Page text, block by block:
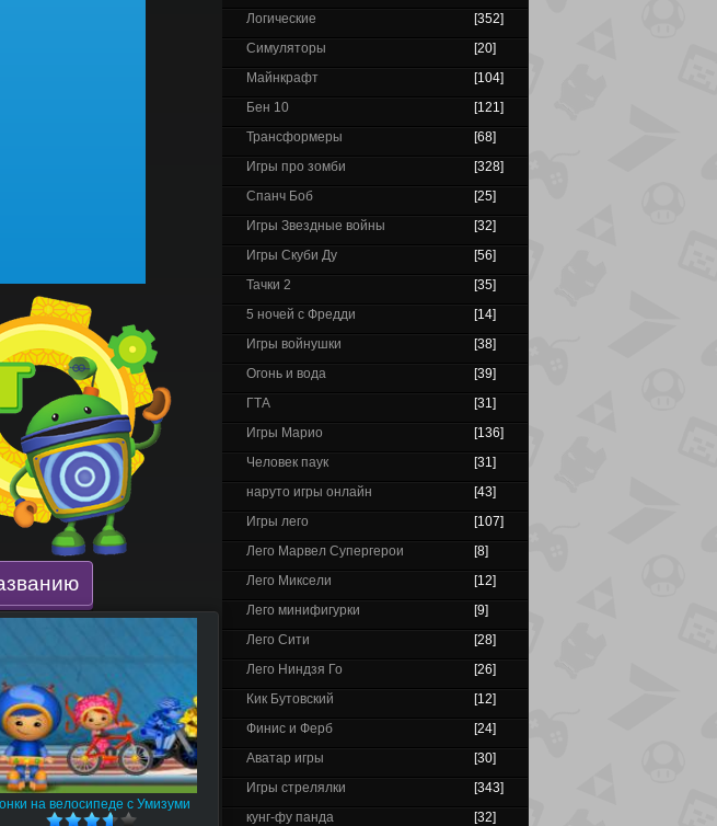
на велосипеде с Умизуми
Логические
[352]
Симуляторы
[20]
Майнкрафт
[104]
Бен 10
[121]
Трансформеры
[68]
Игры про зомби
[328]
Спанч Боб
[25]
Игры Звездные войны
[32]
Игры Скуби Ду
[56]
Тачки 2
[35]
5 ночей с Фредди
[14]
Игры войнушки
[38]
Огонь и вода
[39]
ГТА
[31]
Игры Марио
[136]
Человек паук
[31]
наруто игры онлайн
[43]
Игры лего
[107]
Лего Марвел Супергерои
[8]
Лего Миксели
[12]
Лего минифигурки
[9]
Лего Сити
[28]
Лего Ниндзя Го
[26]
Кик Бутовский
[12]
Финис и Ферб
[24]
Аватар игры
[30]
Игры стрелялки
[343]
кунг-фу панда
[32]